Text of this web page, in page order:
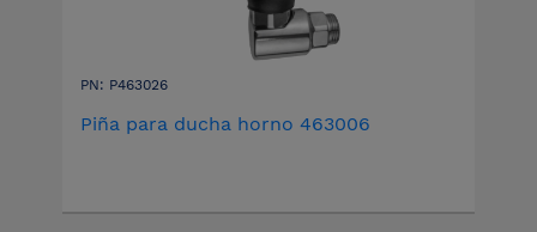
PN: P463026
Piña para ducha horno 463006